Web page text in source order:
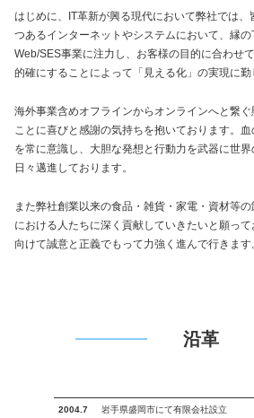
はじめに、IT革新が興る現代において弊社では、
つあるインターネットやシステムにおいて、縁
Web/SES事業に注力し、お客様の目的に合わせ
的確にすることによって「見える化」の実現に勤
海外事業含めオフラインからオンラインへと繋
ことに喜びと感謝の気持ちを抱いております。
を常に意識し、大胆な発想と行動力を武器に世
日々邁進しております。
また弊社創業以来の食品・雑貨・家電・資材等
における人たちに深く貢献していきたいと願っ
向けて誠意と正義でもって力強く進んで行きます
沿革
2004.7 岩手県盛岡市にて有限会社設立